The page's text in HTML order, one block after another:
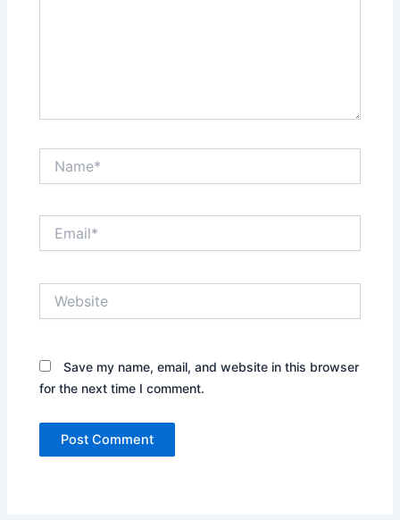
Save my name, email, and website in this browser
for the next time I comment.